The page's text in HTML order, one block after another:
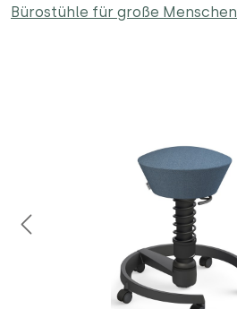
Bürostühle für große Menschen